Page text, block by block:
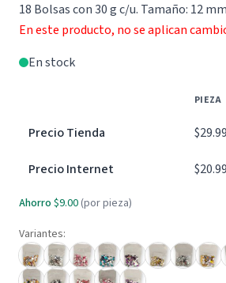
18 Bolsas con 30 g c/u. Tamaño: 12
En este producto, no se aplican
En stock
PIEZA
Precio Tienda $29.99
Precio Internet $20.99
Ahorro $9.00 (por pieza)
Variantes: